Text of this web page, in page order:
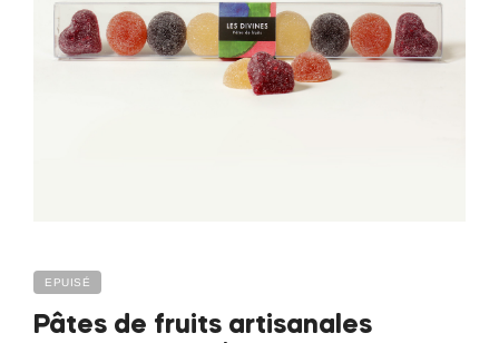
EPUISÉ
Pâtes de fruits artisanales